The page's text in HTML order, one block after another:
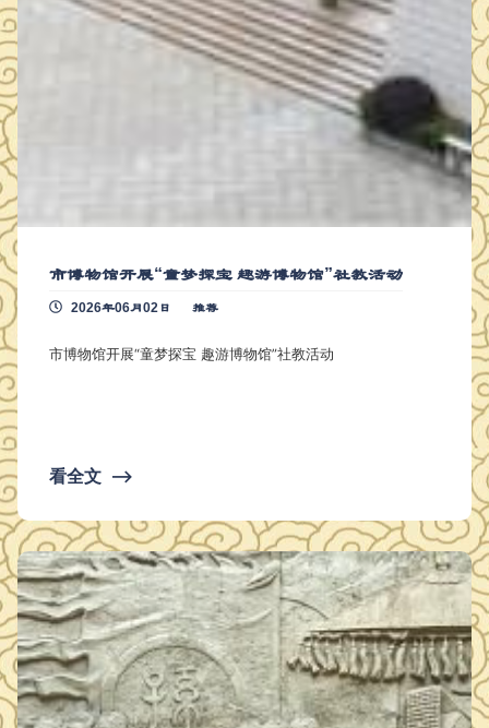
市博物馆开展“童梦探宝 趣游博物馆”社教活动
2026年06月02日 推荐
市博物馆开展“童梦探宝 趣游博物馆”社教活动
看全文 ⟶